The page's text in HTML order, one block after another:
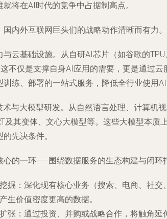
将在AI时代的竞争中占据制高点。
国内外互联网巨头们的战略动作清晰而有力
与云基础设施。从自研AI芯片（如谷歌的
这不仅是支撑自身AI应用的需要，更是通过
练、部署的一站式服务，降低全行业使用AI
术与大模型研发。从自然语言处理、计算机
及其变体、文心大模型等。这些大模型本
先决条件。
心的一环——围绕数据服务的生态构建与闭环
掘 ：深化现有核心业务（搜索、电商、社
生价值密度更高的数据。
张 ：通过投资、并购或战略合作，将触角